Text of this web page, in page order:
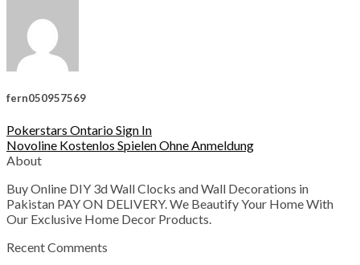
fern050957569
Pokerstars Ontario Sign In
Novoline Kostenlos Spielen Ohne Anmeldung
About
Buy Online DIY 3d Wall Clocks and Wall Decorations in
Pakistan PAY ON DELIVERY. We Beautify Your Home With
Our Exclusive Home Decor Products.
Recent Comments